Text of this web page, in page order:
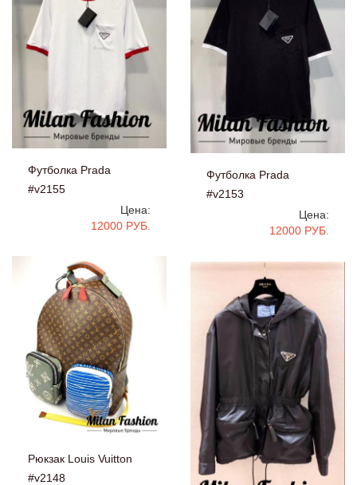
Футболка Prada
#v2155
Цена:
12000 РУБ.
Футболка Prada
#v2153
Цена:
12000 РУБ.
Рюкзак Louis Vuitton
#v2148